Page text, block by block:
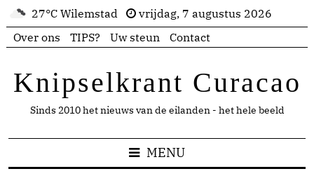
27°C Wilemstad
vrijdag, 7 augustus 2026
Over ons
TIPS? Uw steun Contact
Knipselkrant Curacao
Sinds 2010 het nieuws van de eilanden - het hele beeld
MENU